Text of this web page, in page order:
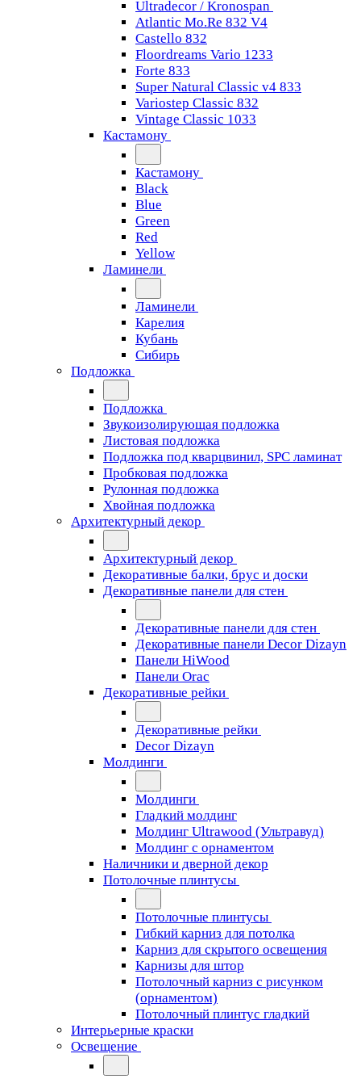
Ultradecor / Kronospan
Atlantic Mo.Re 832 V4
Castello 832
Floordreams Vario 1233
Forte 833
Super Natural Classic v4 833
Variostep Classic 832
Vintage Classic 1033
Кастамону
Кастамону
Black
Blue
Green
Red
Yellow
Ламинели
Ламинели
Карелия
Кубань
Сибирь
Подложка
Подложка
Звукоизолирующая подложка
Листовая подложка
Подложка под кварцвинил, SPC ламинат
Пробковая подложка
Рулонная подложка
Хвойная подложка
Архитектурный декор
Архитектурный декор
Декоративные балки, брус и доски
Декоративные панели для стен
Декоративные панели для стен
Декоративные панели Decor Dizayn
Панели HiWood
Панели Orac
Декоративные рейки
Декоративные рейки
Decor Dizayn
Молдинги
Молдинги
Гладкий молдинг
Молдинг Ultrawood (Ультравуд)
Молдинг с орнаментом
Наличники и дверной декор
Потолочные плинтусы
Потолочные плинтусы
Гибкий карниз для потолка
Карниз для скрытого освещения
Карнизы для штор
Потолочный карниз с рисунком
(орнаментом)
Потолочный плинтус гладкий
Интерьерные краски
Освещение